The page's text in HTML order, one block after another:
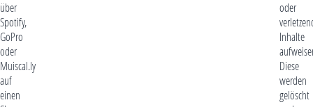
über
Spotify,
GoPro
oder
Muiscal.ly
auf
einen
oder
Inhalte
Diese
werden
gelöscht